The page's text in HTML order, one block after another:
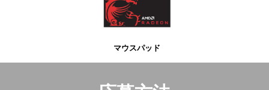
マウスパッド